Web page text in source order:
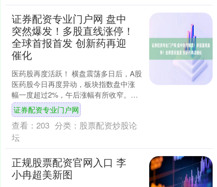
证券配资专业门户网 盘中
突然爆发！多股直线涨停！
全球首报首发 创新药再迎
催化
医药股再度活跃！ 横盘震荡多日后，A股
医药股今日再度异动，板块指数盘中涨
幅一度超过2%，午后涨幅有所收窄。其
中，创新药方向最为活跃，罗欣药业、
海南海药、哈三联等....
证券配资专业门户网
查看： 203 分类： 股票配资炒股论
坛
正规股票配资官网入口 李
小冉超美新图 ​​​